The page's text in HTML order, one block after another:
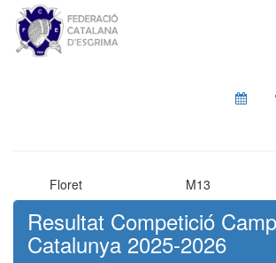
Floret M13
Resultat Competició
Catalunya 2025-2026